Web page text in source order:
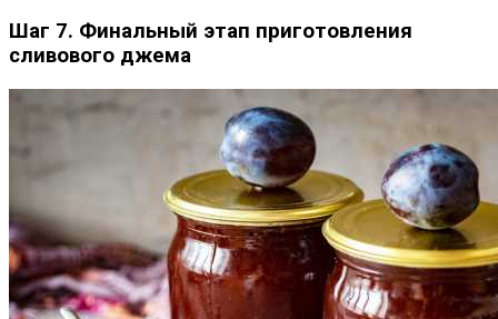
Шаг 7. Финальный этап приготовления
сливового джема